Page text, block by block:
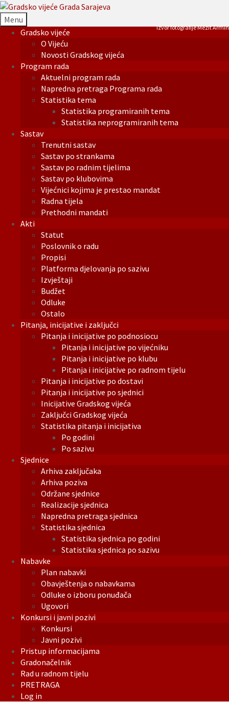
Menu
Gradsko vijeće
O Vijeću
Novosti Gradskog vijeća
Program rada
Aktuelni program rada
Napredna pretraga Programa rada
Statistika tema
Statistika programiranih tema
Statistika neprogramiranih tema
Sastav
Trenutni sastav
Sastav po strankama
Sastav po radnim tijelima
Sastav po klubovima
Vijećnici kojima je prestao mandat
Radna tijela
Prethodni mandati
Akti
Statut
Poslovnik o radu
Propisi
Platforma djelovanja po sazivu
Izvještaji
Budžet
Odluke
Ostalo
Pitanja, inicijative i zaključci
Pitanja i inicijative po podnosiocu
Pitanja i inicijative po vijećniku
Pitanja i inicijative po klubu
Pitanja i inicijative po radnom tijelu
Pitanja i inicijative po dostavi
Pitanja i inicijative po sjednici
Inicijative Gradskog vijeća
Zaključci Gradskog vijeća
Statistika pitanja i inicijativa
Po godini
Po sazivu
Sjednice
Arhiva zaključaka
Arhiva poziva
Održane sjednice
Realizacije sjednica
Napredna pretraga sjednica
Statistika sjednica
Statistika sjednica po godini
Statistika sjednica po sazivu
Nabavke
Plan nabavki
Obavještenja o nabavkama
Odluke o izboru ponuđača
Ugovori
Konkursi i javni pozivi
Konkursi
Javni pozivi
Pristup informacijama
Gradonačelnik
Rad u radnom tijelu
PRETRAGA
Log in
Izvor fotografije Mezit Armin